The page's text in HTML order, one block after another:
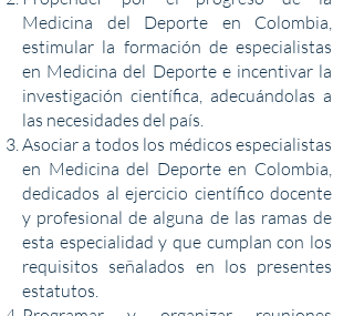
Medicina del Deporte en Colombia,
estimular la formación de especialistas
en Medicina del Deporte e incentivar la
investigación científica, adecuándolas a
las necesidades del país.
Asociar a todos los médicos especialistas
en Medicina del Deporte en Colombia,
dedicados al ejercicio científico docente
y profesional de alguna de las ramas de
esta especialidad y que cumplan con los
requisitos señalados en los presentes
estatutos.